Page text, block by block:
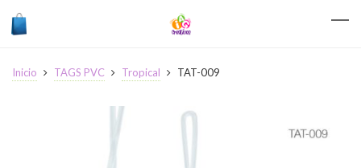
Inicio TAGS PVC Tropical TAT-009